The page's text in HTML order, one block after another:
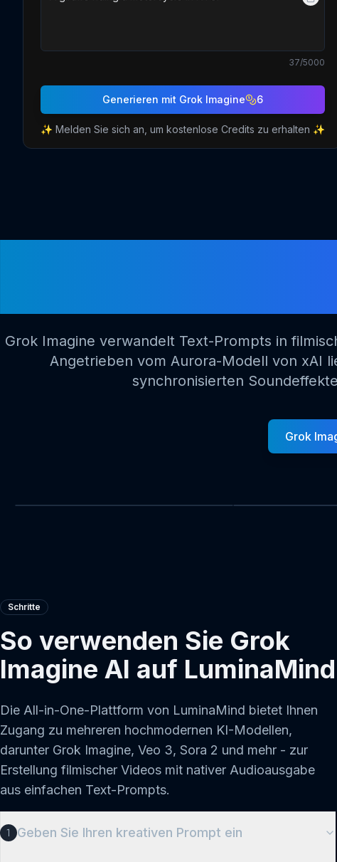
37/5000
Generieren mit Grok Imagine 6
✨ Melden Sie sich an, um kostenlose Credits zu erhalten ✨
Grok Imagine verwandelt Text-Prompts in
Angetrieben vom Aurora-Modell von xAI
synchronisierten
Grok
Schritte
So verwenden Sie Grok
Imagine AI auf LuminaMind
Die All-in-One-Plattform von LuminaMind bietet Ihnen
Zugang zu mehreren hochmodernen KI-Modellen,
darunter Grok Imagine, Veo 3, Sora 2 und mehr - zur
Erstellung filmischer Videos mit nativer Audioausgabe
aus einfachen Text-Prompts.
Geben Sie Ihren kreativen Prompt ein